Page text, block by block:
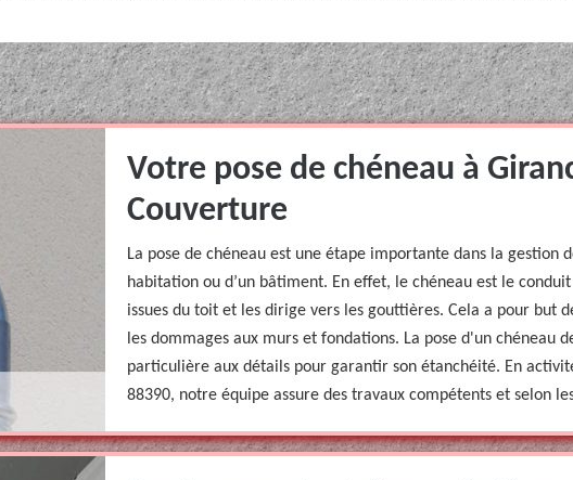
Votre pose de chéneau à
Couverture
La pose de chéneau est une étape importante dans la gestion
habitation ou d’un bâtiment. En effet, le chéneau est le
issues du toit et les dirige vers les gouttières. Cela a pour but
les dommages aux murs et fondations. La pose d'un chéneau
particulière aux détails pour garantir son étanchéité. En
88390, notre équipe assure des travaux compétents et selon